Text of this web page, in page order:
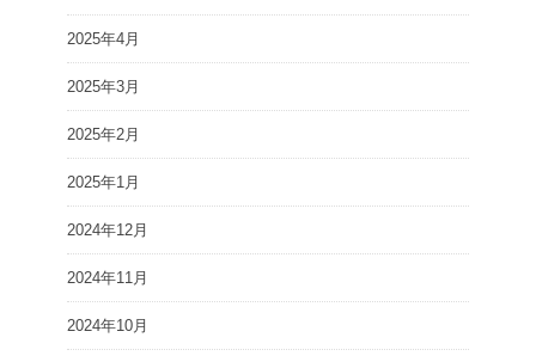
2025年4月
2025年3月
2025年2月
2025年1月
2024年12月
2024年11月
2024年10月